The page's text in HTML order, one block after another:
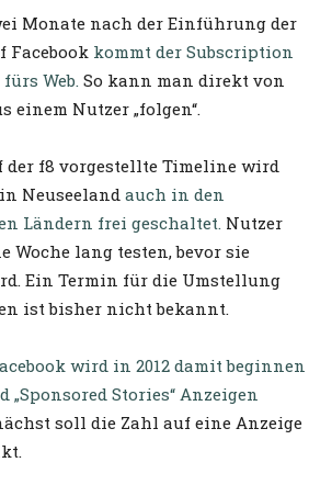
Monate nach der Einführung der
Facebook kommt der Subscription
Web. So kann man direkt von
einem Nutzer „folgen“.
der f8 vorgestellte Timeline wird
Neuseeland auch in den
Ländern frei geschaltet. Nutzer
Woche lang testen, bevor sie
Ein Termin für die Umstellung
ist bisher nicht bekannt.
wird in 2012 damit beginnen
„Sponsored Stories“ Anzeigen
soll die Zahl auf eine Anzeige